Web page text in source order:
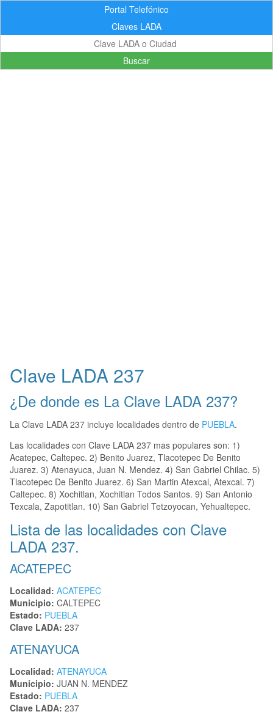
Portal Telefónico
Claves LADA
Buscar
Clave LADA 237
¿De donde es La Clave LADA 237?
La Clave LADA 237 incluye localidades dentro de PUEBLA.
Las localidades con Clave LADA 237 mas populares son: 1)
Acatepec, Caltepec. 2) Benito Juarez, Tlacotepec De Benito
Juarez. 3) Atenayuca, Juan N. Mendez. 4) San Gabriel Chilac. 5)
Tlacotepec De Benito Juarez. 6) San Martin Atexcal, Atexcal. 7)
Caltepec. 8) Xochitlan, Xochitlan Todos Santos. 9) San Antonio
Texcala, Zapotitlan. 10) San Gabriel Tetzoyocan, Yehualtepec.
Lista de las localidades con Clave
LADA 237.
ACATEPEC
Localidad: ACATEPEC
Municipio: CALTEPEC
Estado: PUEBLA
Clave LADA: 237
ATENAYUCA
Localidad: ATENAYUCA
Municipio: JUAN N. MENDEZ
Estado: PUEBLA
Clave LADA: 237